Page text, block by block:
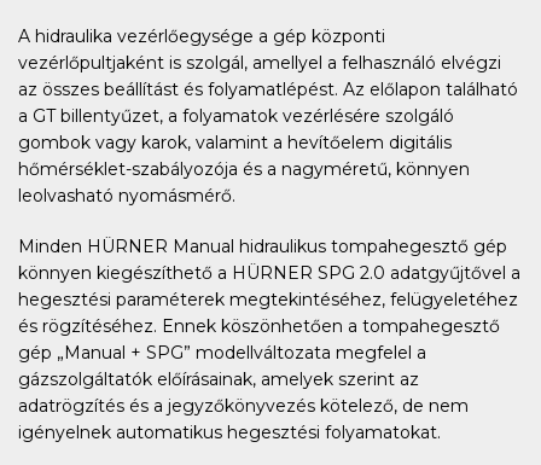
A hidraulika vezérlőegysége a gép központi
vezérlőpultjaként is szolgál, amellyel a felhasználó elvégzi
az összes beállítást és folyamatlépést. Az előlapon található
a GT billentyűzet, a folyamatok vezérlésére szolgáló
gombok vagy karok, valamint a hevítőelem digitális
hőmérséklet-szabályozója és a nagyméretű, könnyen
leolvasható nyomásmérő.
Minden HÜRNER Manual hidraulikus tompahegesztő gép
könnyen kiegészíthető a HÜRNER SPG 2.0 adatgyűjtővel a
hegesztési paraméterek megtekintéséhez, felügyeletéhez
és rögzítéséhez. Ennek köszönhetően a tompahegesztő
gép „Manual + SPG” modellváltozata megfelel a
gázszolgáltatók előírásainak, amelyek szerint az
adatrögzítés és a jegyzőkönyvezés kötelező, de nem
igényelnek automatikus hegesztési folyamatokat.